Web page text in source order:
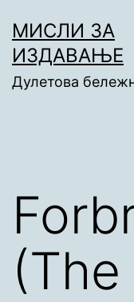
на
садржај
МИСЛИ ЗА
ИЗДАВАЊЕ
Дулетова